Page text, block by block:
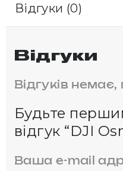
Відгуки (0)
Відгуки
Відгуків
Будьте
відгук “DJI
Ваша e-mail